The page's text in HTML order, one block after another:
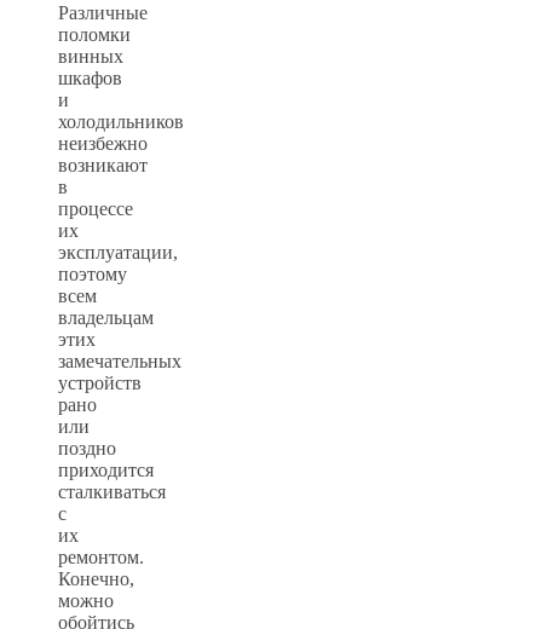
Различные
поломки
винных
шкафов
и
холодильников
неизбежно
возникают
в
процессе
их
эксплуатации,
поэтому
всем
владельцам
этих
замечательных
устройств
рано
или
поздно
приходится
сталкиваться
с
их
ремонтом.
Конечно,
можно
обойтись